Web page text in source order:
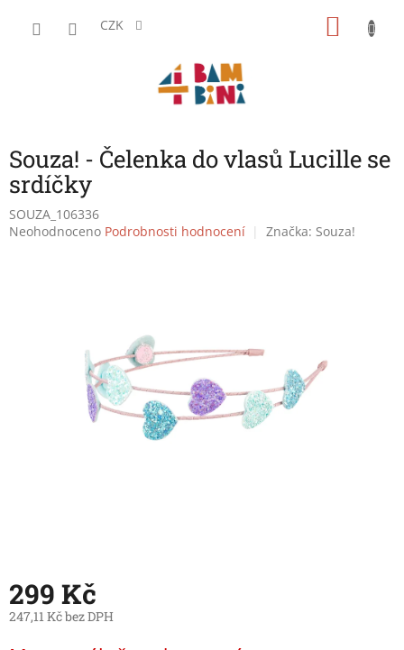
CZK
Souza! - Čelenka do vlasů Lucille se
srdíčky
SOUZA_106336
Průměrné
Neohodnoceno Podrobnosti hodnocení Značka: Souza!
299 Kč
247,11 Kč bez DPH